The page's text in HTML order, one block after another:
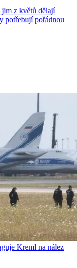
jim z květů dělají
potřebují pořádnou
Kreml na nález